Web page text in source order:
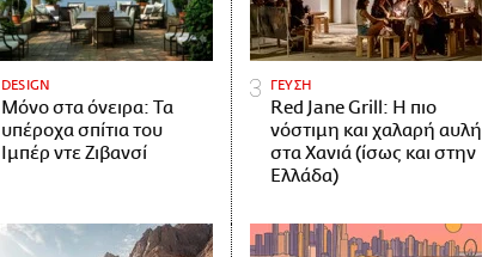
DESIGN
Μόνο στα όνειρα: Τα
υπέροχα σπίτια του
Ιμπέρ ντε Ζιβανσί
ΓΕΥΣΗ
Red Jane Grill: Η πιο
νόστιμη και χαλαρή αυλή
στα Χανιά (ίσως και στην
Ελλάδα)